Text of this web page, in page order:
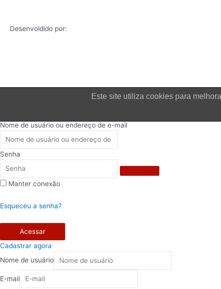
Desenvoldido por:
Este site utiliza cookies para
Nome de usuário ou endereço de e-mail
Senha
Manter conexão
Esqueceu a senha?
Acessar
Cadastrar agora
Nome de usuário
E-mail